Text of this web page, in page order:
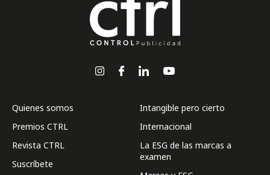
Quienes somos
Premios CTRL
Revista CTRL
Suscríbete
Intangible pero cierto
Internacional
La ESG de las marcas a
examen